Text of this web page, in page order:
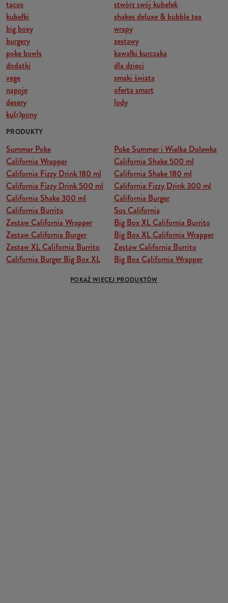
tacos
stwórz swój kubełek
kubełki
shakes deluxe & bubble tea
big boxy
wrapy
burgery
zestawy
poke bowls
kawałki kurczaka
dodatki
dla dzieci
vege
smaki świata
napoje
oferta smart
desery
lody
ku(r)pony
PRODUKTY
Summer Poke
Poke Summer i Wielka Dolewka
California Wrapper
California Shake 500 ml
California Fizzy Drink 180 ml
California Shake 180 ml
California Fizzy Drink 500 ml
California Fizzy Drink 300 ml
California Shake 300 ml
California Burger
California Burrito
Sos California
Zestaw California Wrapper
Big Box XL California Burrito
Zestaw California Burger
Big Box XL California Wrapper
Zestaw XL California Burrito
Zestaw California Burrito
California Burger Big Box XL
Big Box California Wrapper
POKAŻ WIĘCEJ PRODUKTÓW